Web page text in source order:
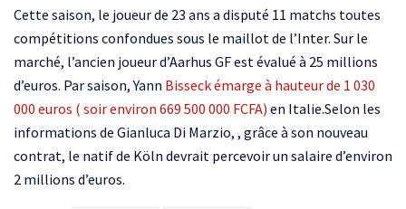
Cette saison, le joueur de 23 ans a disputé 11 matchs toutes
compétitions confondues sous le maillot de l’Inter. Sur le
marché, l’ancien joueur d’Aarhus GF est évalué à 25 millions
d’euros. Par saison, Yann Bisseck émarge à hauteur de 1 030
000 euros ( soir environ 669 500 000 FCFA) en Italie.Selon les
informations de Gianluca Di Marzio, , grâce à son nouveau
contrat, le natif de Köln devrait percevoir un salaire d’environ
2 millions d’euros.